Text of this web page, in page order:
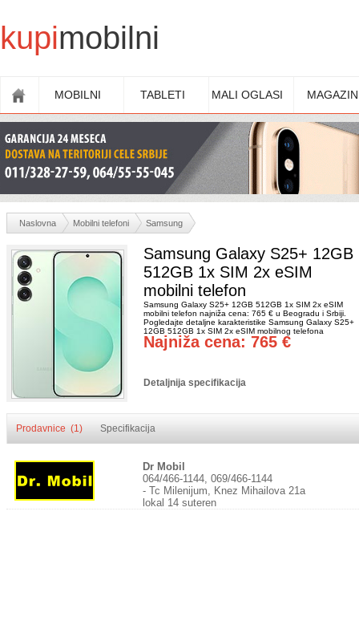
kupimobilni
MOBILNI TABLETI MALI OGLASI MAGAZIN
Naslovna Mobilni telefoni Samsung
Samsung Galaxy S25+ 12GB
512GB 1x SIM 2x eSIM
mobilni telefon
Samsung Galaxy S25+ 12GB 512GB 1x SIM 2x eSIM
mobilni telefon najniža cena: 765 € u Beogradu i Srbiji.
Pogledajte detaljne karakteristike Samsung Galaxy S25+
12GB 512GB 1x SIM 2x eSIM mobilnog telefona
Najniža cena: 765 €
Detaljnija specifikacija
Prodavnice (1) Specifikacija
Dr Mobil
064/466-1144, 069/466-1144
- Tc Milenijum, Knez Mihailova 21a
lokal 14 suteren